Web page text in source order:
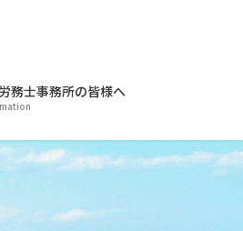
務士事務所の皆様へ